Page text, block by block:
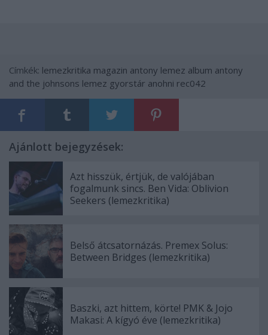
Címkék: lemezkritika magazin antony lemez album antony
and the johnsons lemez gyorstár anohni rec042
Ajánlott bejegyzések:
Azt hisszük, értjük, de valójában
fogalmunk sincs. Ben Vida: Oblivion
Seekers (lemezkritika)
Belső átcsatornázás. Premex Solus:
Between Bridges (lemezkritika)
Baszki, azt hittem, körte! PMK & Jojo
Makasi: A kígyó éve (lemezkritika)